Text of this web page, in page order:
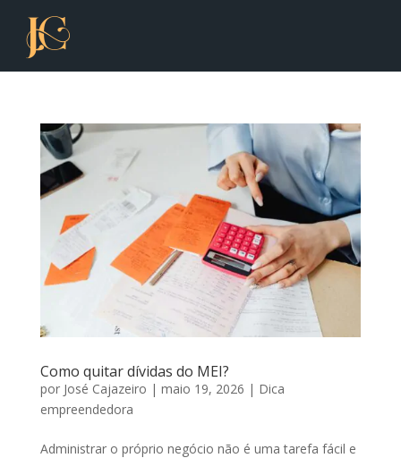
Como quitar dívidas do MEI?
por José Cajazeiro | maio 19, 2026 | Dica
empreendedora
Administrar o próprio negócio não é uma tarefa fácil e